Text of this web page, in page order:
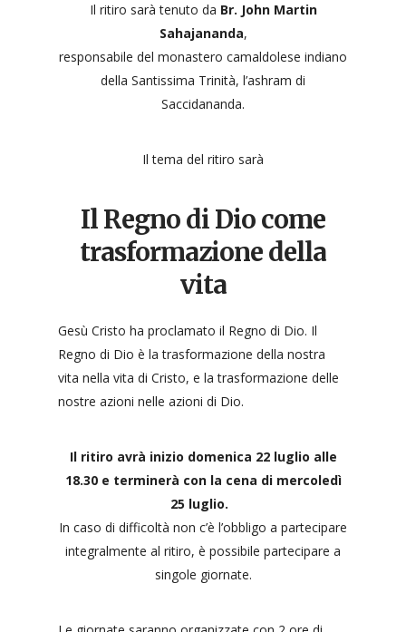
Il ritiro sarà tenuto da Br. John Martin
Sahajananda,
responsabile del monastero camaldolese indiano
della Santissima Trinità, l’ashram di
Saccidananda.
Il tema del ritiro sarà
Il Regno di Dio come
trasformazione della
vita
Gesù Cristo ha proclamato il Regno di Dio. Il
Regno di Dio è la trasformazione della nostra
vita nella vita di Cristo, e la trasformazione delle
nostre azioni nelle azioni di Dio.
Il ritiro avrà inizio domenica 22 luglio alle
18.30 e terminerà con la cena di mercoledì
25 luglio.
In caso di difficoltà non c’è l’obbligo a partecipare
integralmente al ritiro, è possibile partecipare a
singole giornate.